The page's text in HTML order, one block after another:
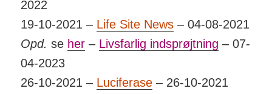
2022
19-10-2021 – Life Site News – 04-08-2021
Opd. se her – Livsfarlig indsprøjtning – 07-
04-2023
26-10-2021 – Luciferase – 26-10-2021